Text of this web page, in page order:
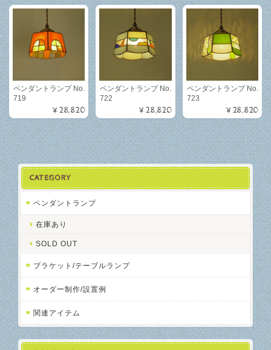
ペンダントランプ No.
719
¥28,820
ペンダントランプ No.
722
¥28,820
ペンダントランプ No.
723
¥28,820
CATEGORY
ペンダントランプ
在庫あり
SOLD OUT
ブラケット/テーブルランプ
オーダー制作/設置例
関連アイテム